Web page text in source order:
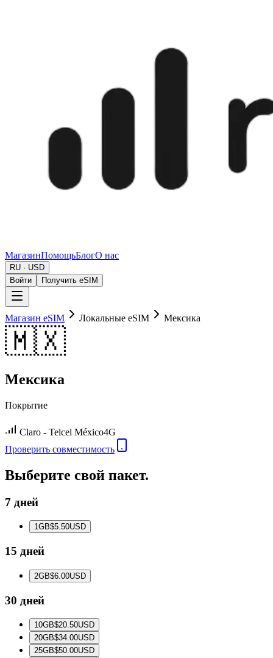
МагазинПомощьБлогО нас
RU · USD
Войти
Получить eSIM
Магазин eSIM Локальные eSIM Мексика
🇲🇽
Мексика
Покрытие
Claro - Telcel México4G
Проверить совместимость
Выберите свой пакет.
7 дней
1GB$5.50USD
15 дней
2GB$6.00USD
30 дней
10GB$20.50USD
20GB$34.00USD
25GB$50.00USD